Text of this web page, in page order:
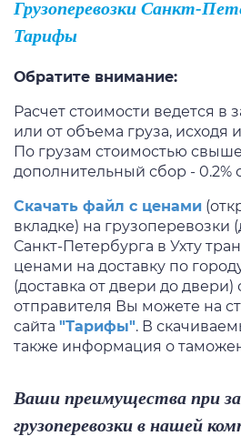
Грузоперевозки Санкт-
Тарифы
Обратите внимание:
Расчет стоимости ведется в
или от объема груза,
По грузам стоимостью свыше
дополнительный сбор - 0.2%
Скачать файл с ценами
вкладке) на грузоперевозки
Санкт-Петербурга в Ухту
ценами на доставку по
(доставка от двери до двери)
отправителя Вы можете на
сайта "Тарифы". В
также информация о
Ваши преимущества при
грузоперевозки в нашей